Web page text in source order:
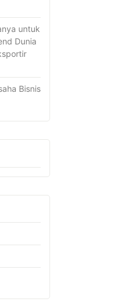
untuk
Dunia
Bisnis